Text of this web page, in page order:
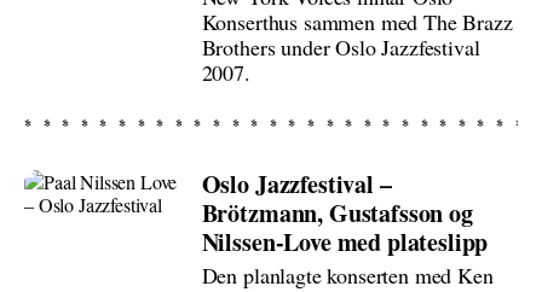
Konserthus sammen med The Brazz
Brothers under Oslo Jazzfestival
2007.
Oslo Jazzfestival –
Brötzmann, Gustafsson og
Nilssen-Love med plateslipp
Den planlagte konserten med Ken